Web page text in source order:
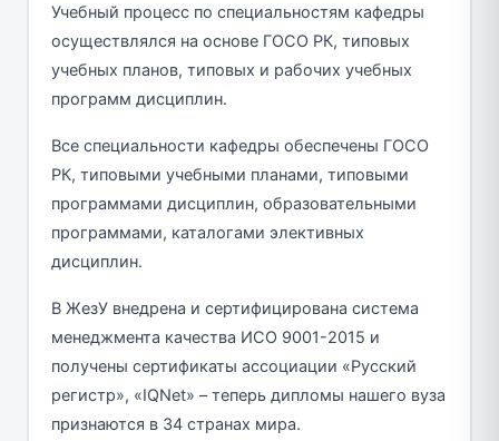
Учебный процесс по специальностям кафедры
осуществлялся на основе ГОСО РК, типовых
учебных планов, типовых и рабочих учебных
программ дисциплин.
Все специальности кафедры обеспечены ГОСО
РК, типовыми учебными планами, типовыми
программами дисциплин, образовательными
программами, каталогами элективных
дисциплин.
В ЖезУ внедрена и сертифицирована система
менеджмента качества ИСО 9001-2015 и
получены сертификаты ассоциации «Русский
регистр», «IQNet» – теперь дипломы нашего вуза
признаются в 34 странах мира.